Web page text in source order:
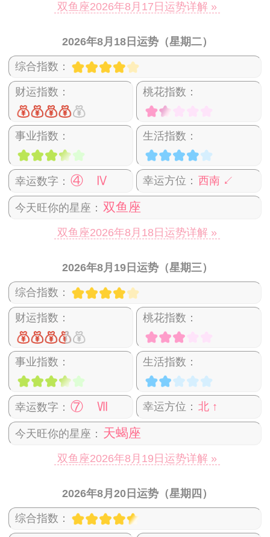
双鱼座2026年8月17日运势详解 »
2026年8月18日运势（星期二）
综合指数：
财运指数： 桃花指数：
事业指数： 生活指数：
幸运数字： ④ Ⅳ 幸运方位： 西南 ↙
今天旺你的星座： 双鱼座
双鱼座2026年8月18日运势详解 »
2026年8月19日运势（星期三）
综合指数：
财运指数： 桃花指数：
事业指数： 生活指数：
幸运数字： ⑦ Ⅶ 幸运方位： 北 ↑
今天旺你的星座： 天蝎座
双鱼座2026年8月19日运势详解 »
2026年8月20日运势（星期四）
综合指数：